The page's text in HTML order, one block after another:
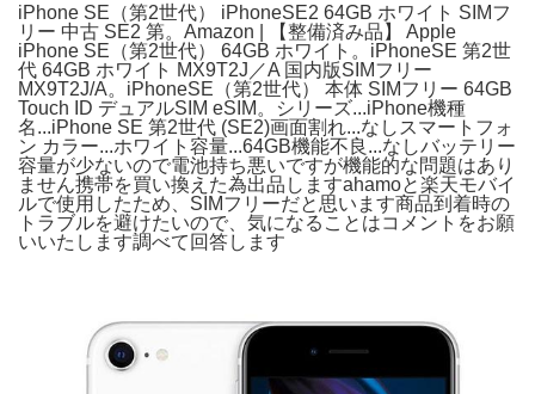
iPhone SE（第2世代） iPhoneSE2 64GB ホワイト SIMフ
リー 中古 SE2 第。Amazon | 【整備済み品】 Apple
iPhone SE（第2世代） 64GB ホワイト。iPhoneSE 第2世
代 64GB ホワイト MX9T2J／A 国内版SIMフリー
MX9T2J/A。iPhoneSE（第2世代） 本体 SIMフリー 64GB
Touch ID デュアルSIM eSIM。シリーズ...iPhone機種
名...iPhone SE 第2世代 (SE2)画面割れ...なしスマートフォ
ン カラー...ホワイト容量...64GB機能不良...なしバッテリー
容量が少ないので電池持ち悪いですが機能的な問題はあり
ません携帯を買い換えた為出品しますahamoと楽天モバイ
ルで使用したため、SIMフリーだと思います商品到着時の
トラブルを避けたいので、気になることはコメントをお願
いいたします調べて回答します